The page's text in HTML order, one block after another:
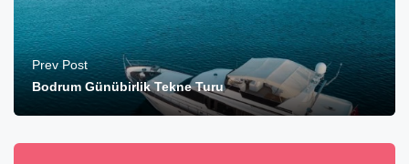
Prev Post
Bodrum Günübirlik Tekne Turu